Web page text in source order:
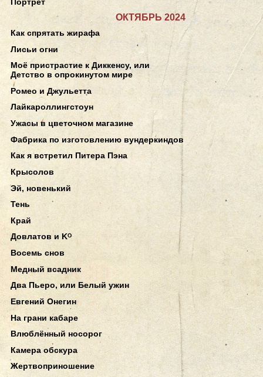
Портрет
ОКТЯБРЬ 2024
Как спрятать жирафа
Лисьи огни
Моё пристрастие к Диккенсу, или
Детство в опрокинутом мире
Ромео и Джульетта
Лайкароллингстоун
Ужасы в цветочном магазине
Фабрика по изготовлению вундеркиндов
Как я встретил Питера Пэна
Крысолов
Эй, новенький
Тень
Край
Довлатов и Kᴼ
Восемь снов
Медный всадник
Два Пьеро, или Белый ужин
Евгений Онегин
На грани кабаре
Влюблённый носорог
Камера обскура
Жертвоприношение